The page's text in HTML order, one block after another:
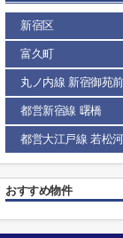
新宿区
富久町
丸ノ内線 新宿御苑前
都営新宿線 曙橋
都営大江戸線 若松
おすすめ物件